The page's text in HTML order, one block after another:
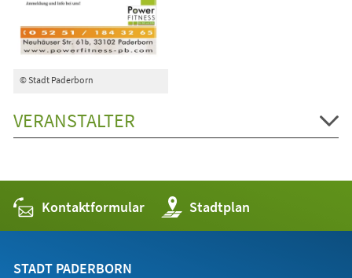
© Stadt Paderborn
VERANSTALTER
Kontaktformular Stadtplan
(Öffnet
in
einem
STADT PADERBORN